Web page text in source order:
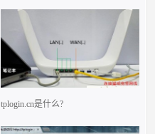
tplogin.cn是什么?